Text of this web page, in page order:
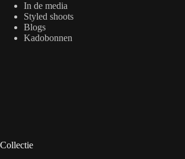
In de media
Styled shoots
Blogs
Kadobonnen
Collectie